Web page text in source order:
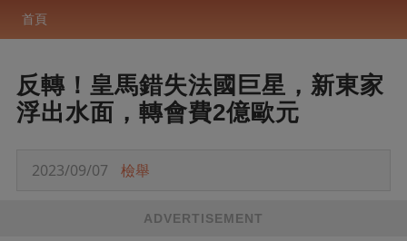
首頁
反轉！皇馬錯失法國巨星，新東家
浮出水面，轉會費2億歐元
2023/09/07 檢舉
ADVERTISEMENT